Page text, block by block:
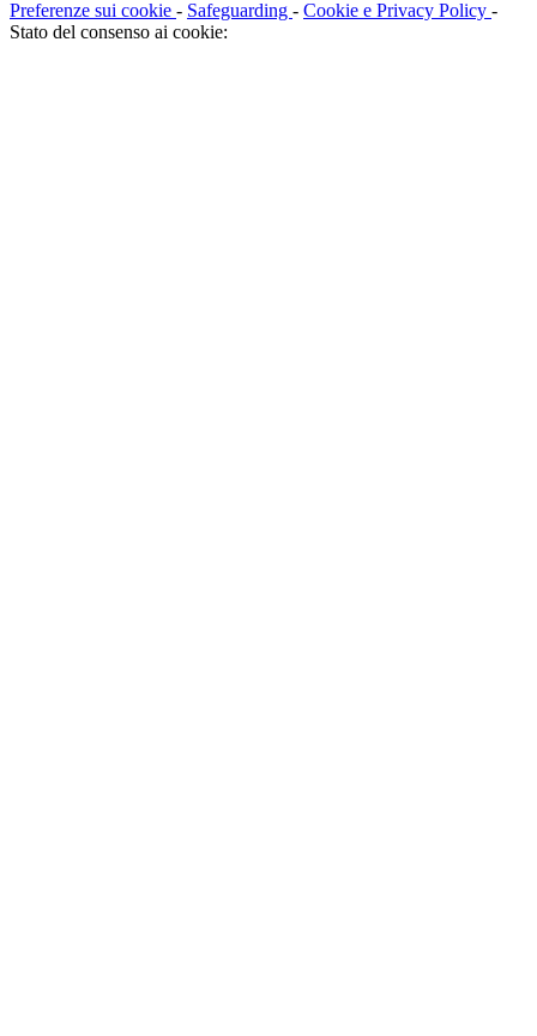
Preferenze sui cookie - Safeguarding - Cookie e Privacy Policy -
Stato del consenso ai cookie: